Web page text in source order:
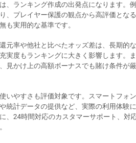
、ランキング作成の出発点になります。
、プレイヤー保護の観点から高評価とな
も実用的な基準です。
元率や他社と比べたオッズ差は、長期的な
実度もランキングに大きく影響します。ま
見かけ上の高額ボーナスでも賭け条件が
いやすさも評価対象です。スマートフォ
統計データの提供など、実際の利用体験
、24時間対応のカスタマーサポート、対